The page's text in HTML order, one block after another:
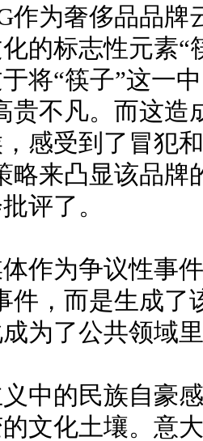
作为奢侈品品
的标志性元素“
将“筷子”这一
贵不凡。而这
感受到了冒犯
略来凸显该品
评了。
作为争议性事
件，而是生成
为了公共领域
中的民族自豪
文化土壤。意